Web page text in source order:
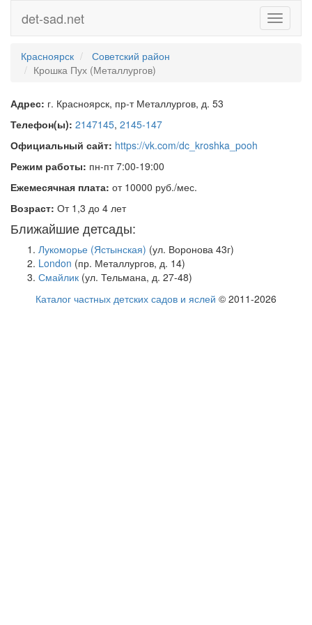
Toggle
det-sad.net
Красноярск
Советский район
Крошка Пух (Металлургов)
Адрес: г. Красноярск, пр-т Металлургов, д. 53
Телефон(ы): 2147145, 2145-147
Официальный сайт: https://vk.com/dc_kroshka_pooh
Режим работы: пн-пт 7:00-19:00
Ежемесячная плата: от 10000 руб./мес.
Возраст: От 1,3 до 4 лет
Ближайшие детсады:
Лукоморье (Ястынская) (ул. Воронова 43г)
London (пр. Металлургов, д. 14)
Смайлик (ул. Тельмана, д. 27-48)
Каталог частных детских садов и яслей © 2011-2026